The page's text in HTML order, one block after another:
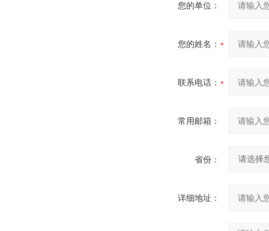
您的单位：
您的姓名：
联系电话：
常用邮箱：
省份：
详细地址：